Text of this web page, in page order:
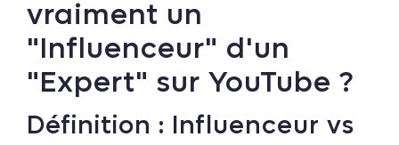
vraiment un
"Influenceur" d'un
"Expert" sur YouTube ?
Définition : Influenceur vs